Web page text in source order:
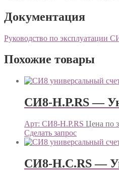
Документация
Руководство по эксплуатации
Похожие товары
СИ8-Н.Р.RS —
Арт: СИ8-Н.Р.RS Цена по
Сделать запрос
СИ8-Н.С.RS —